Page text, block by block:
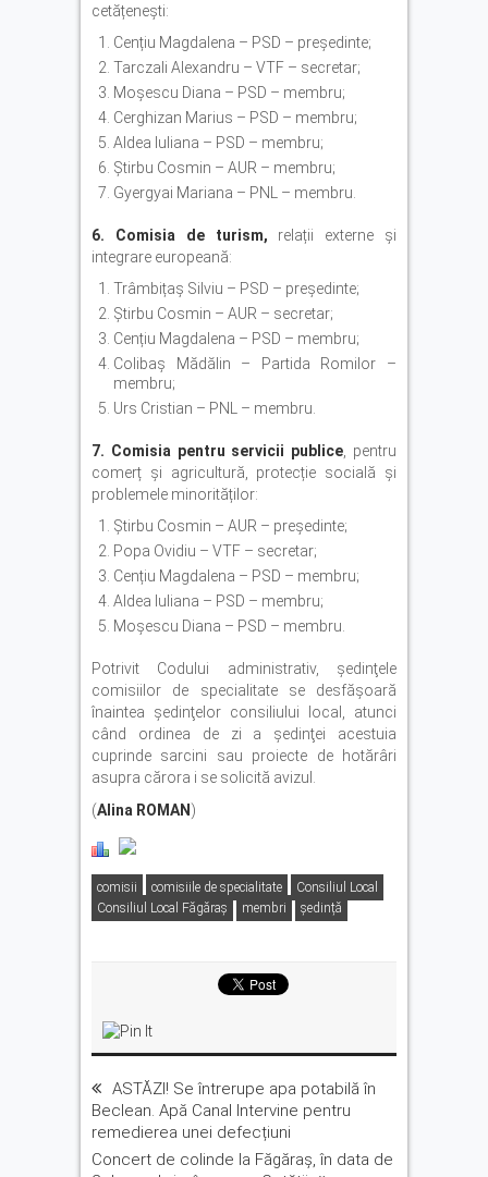
cetățenești:
Cențiu Magdalena – PSD – președinte;
Tarczali Alexandru – VTF – secretar;
Moșescu Diana – PSD – membru;
Cerghizan Marius – PSD – membru;
Aldea Iuliana – PSD – membru;
Știrbu Cosmin – AUR – membru;
Gyergyai Mariana – PNL – membru.
6. Comisia de turism, relații externe și
integrare europeană:
Trâmbițaș Silviu – PSD – președinte;
Știrbu Cosmin – AUR – secretar;
Cențiu Magdalena – PSD – membru;
Colibaș Mădălin – Partida Romilor –
membru;
Urs Cristian – PNL – membru.
7. Comisia pentru servicii publice , pentru
comerț și agricultură, protecție socială și
problemele minorităților:
Știrbu Cosmin – AUR – președinte;
Popa Ovidiu – VTF – secretar;
Cențiu Magdalena – PSD – membru;
Aldea Iuliana – PSD – membru;
Moșescu Diana – PSD – membru.
Potrivit Codului administrativ, ședinţele
comisiilor de specialitate se desfăşoară
înaintea şedinţelor consiliului local, atunci
când ordinea de zi a şedinţei acestuia
cuprinde sarcini sau proiecte de hotărâri
asupra cărora i se solicită avizul.
(Alina ROMAN )
comisii comisiile de specialitate
Consiliul Local
Consiliul Local Făgăraş
membri ședință
ASTĂZI! Se întrerupe apa potabilă în
Beclean. Apă Canal Intervine pentru
remedierea unei defecțiuni
Concert de colinde la Făgăraș, în data de